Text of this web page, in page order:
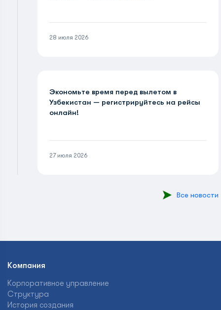
28 июля 2026
Экономьте время перед вылетом в
Узбекистан — регистрируйтесь на рейсы
онлайн!
27 июля 2026
Все новости
Компания
Корпоративное управление
Структура
История создания